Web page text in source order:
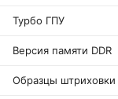
Турбо ГПУ
Версия памяти DDR
Образцы штриховки